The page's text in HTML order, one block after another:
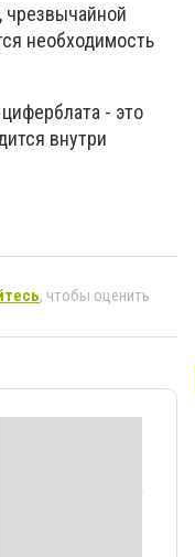
чрезвычайной
необходимость
- это
внутри
, чтобы оценить